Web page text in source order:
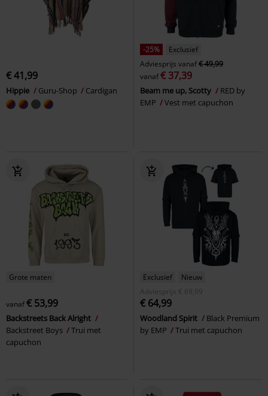
€ 41,99
Hippie Guru-Shop Cardigan
-25%
Exclusief
Adviesprijs vanaf€ 49,99
vanaf€ 37,39
Beam me up, Scotty
RED by
EMP
Vest met capuchon
Grote maten
vanaf€ 53,99
Backstreets Back Alright
Backstreet Boys
Trui met
capuchon
Exclusief
Nieuw
Adviesprijs
€ 69,99
€ 64,99
Woodland Spirit
Black Premium
by EMP
Trui met capuchon